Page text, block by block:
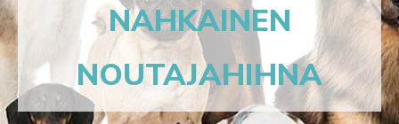
NAHKAINEN
NOUTAJAHIHNA